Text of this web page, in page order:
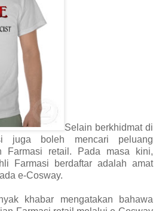
Selain berkhidmat di
juga boleh mencari peluang
Farmasi retail. Pada masa kini,
Farmasi berdaftar adalah amat
e-Cosway.
khabar mengatakan bahawa